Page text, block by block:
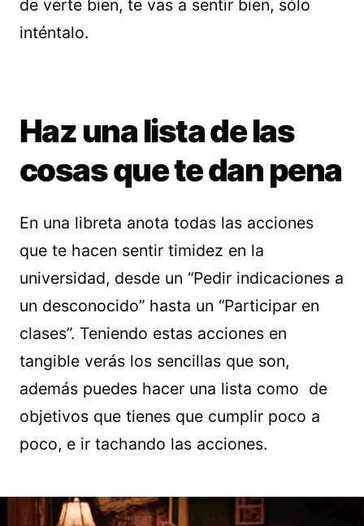
de verte bien, te vas a sentir bien, sólo
inténtalo.
Haz una lista de las
cosas que te dan pena
En una libreta anota todas las acciones
que te hacen sentir timidez en la
universidad, desde un “Pedir indicaciones a
un desconocido” hasta un “Participar en
clases”. Teniendo estas acciones en
tangible verás los sencillas que son,
además puedes hacer una lista como de
objetivos que tienes que cumplir poco a
poco, e ir tachando las acciones.